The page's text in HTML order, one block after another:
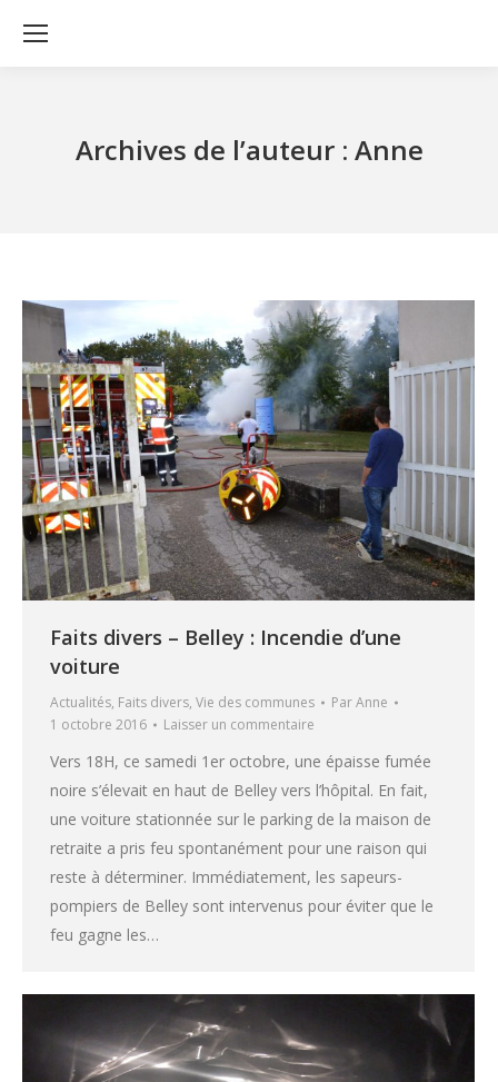
Archives de l’auteur : Anne
Faits divers – Belley : Incendie d’une
voiture
Actualités, Faits divers, Vie des communes ParAnne
1 octobre 2016
Laisser un commentaire
Vers 18H, ce samedi 1er octobre, une épaisse fumée
noire s’élevait en haut de Belley vers l’hôpital. En fait,
une voiture stationnée sur le parking de la maison de
retraite a pris feu spontanément pour une raison qui
reste à déterminer. Immédiatement, les sapeurs-
pompiers de Belley sont intervenus pour éviter que le
feu gagne les…